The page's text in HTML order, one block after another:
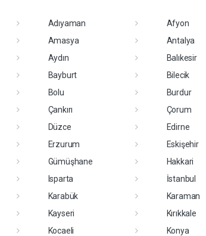
Adıyaman Afyon
Amasya Antalya
Aydın Balıkesir
Bayburt Bilecik
Bolu Burdur
Çankırı Çorum
Düzce Edirne
Erzurum Eskişehir
Gümüşhane Hakkari
Isparta İstanbul
Karabük Karaman
Kayseri Kırıkkale
Kocaeli Konya